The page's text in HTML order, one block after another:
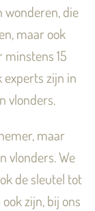
wonderen, die
maar ook
15
experts zijn in
vlonders.
maar
vlonders. We
de sleutel tot
zijn, bij ons